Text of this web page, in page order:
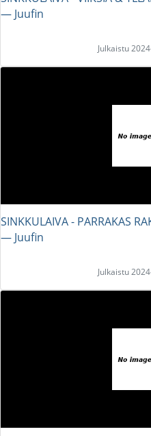
― Juufin
Julkaistu
SINKKULAIVA - PARRAKAS
― Juufin
Julkaistu